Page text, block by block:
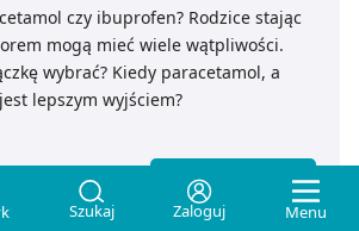
Szukaj Zaloguj Menu
czy ibuprofen? Rodzice stając
mogą mieć wiele wątpliwości.
wybrać? Kiedy paracetamol, a
lepszym wyjściem?
CZYTAJ DALEJ